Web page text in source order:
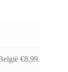
€8,99.